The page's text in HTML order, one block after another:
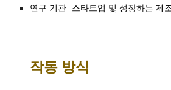
연구 기관, 스타트업 및 성장하는 제
작동 방식